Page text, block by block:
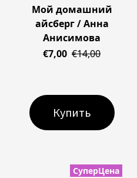
Мой домашний
айсберг / Анна
Анисимова
€7,00 €14,00
Купить
СуперЦена